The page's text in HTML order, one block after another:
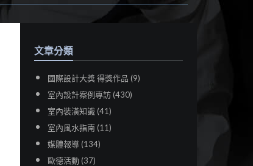
文章分類
國際設計大獎 得獎作品 (9)
室內設計案例專訪 (430)
室內裝潢知識 (41)
室內風水指南 (11)
媒體報導 (134)
歐德活動 (37)